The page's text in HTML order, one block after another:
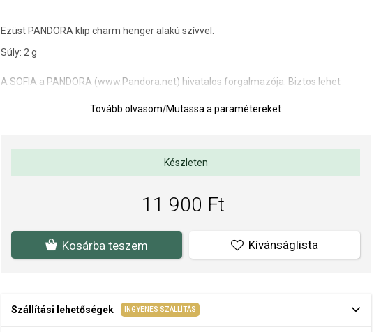
Ezüst PANDORA klip charm henger alakú szívvel.
Súly: 2 g
A SOFIA a PANDORA (www.Pandora.net) hivatalos forgalmazója. Biztos lehet
Tovább olvasom/Mutassa a paramétereket
Készleten
11 900 Ft
Kosárba teszem Kívánságlista
Szállítási lehetőségek INGYENES SZÁLLÍTÁS